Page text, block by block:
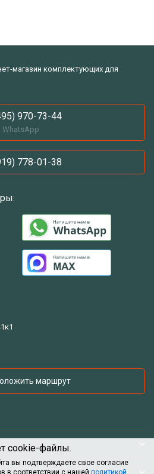
cookie-файлы.
вы подтверждаете свое согласие
в соответствии с нашей политикой
магазин комплектующих для
970-73-44
WhatsApp
778-01-38
маршрут